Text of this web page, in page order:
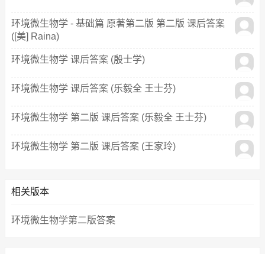
环境微生物学 - 基础篇 原著第二版 第二版 课后答案
([美] Raina)
环境微生物学 课后答案 (殷士学)
环境微生物学 课后答案 (乐毅全 王士芬)
环境微生物学 第二版 课后答案 (乐毅全 王士芬)
环境微生物学 第二版 课后答案 (王家玲)
相关版本
环境微生物学第二版答案